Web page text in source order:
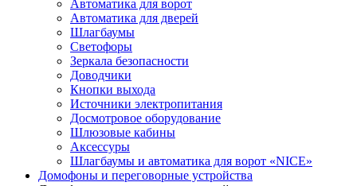
Автоматика для ворот
Автоматика для дверей
Шлагбаумы
Светофоры
Зеркала безопасности
Доводчики
Кнопки выхода
Источники электропитания
Досмотровое оборудование
Шлюзовые кабины
Аксессуры
Шлагбаумы и автоматика для ворот «NICE»
Домофоны и переговорные устройства